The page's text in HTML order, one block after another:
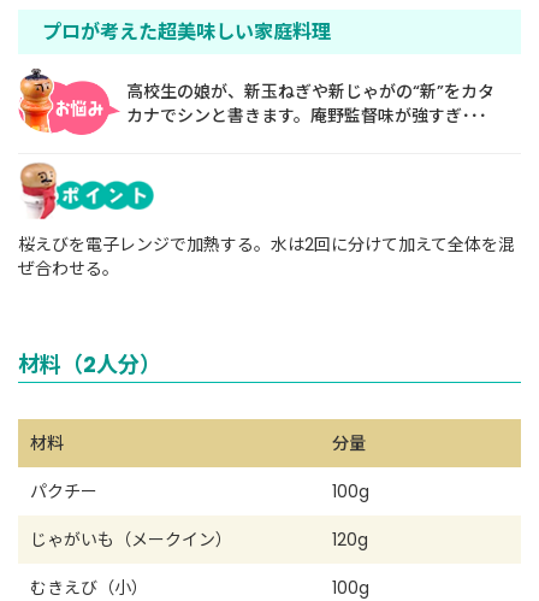
プロが考えた超美味しい家庭料理
高校生の娘が、新玉ねぎや新じゃがの“新”をカタ
カナでシンと書きます。庵野監督味が強すぎ･･･
桜えびを電子レンジで加熱する。水は2回に分けて加えて全体を混
ぜ合わせる。
材料（2人分）
材料
分量
パクチー
100g
じゃがいも（メークイン）
120g
むきえび（小）
100g